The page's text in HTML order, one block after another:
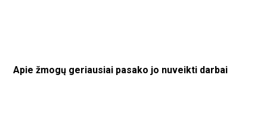
Apie žmogų geriausiai pasako jo nuveikti darbai